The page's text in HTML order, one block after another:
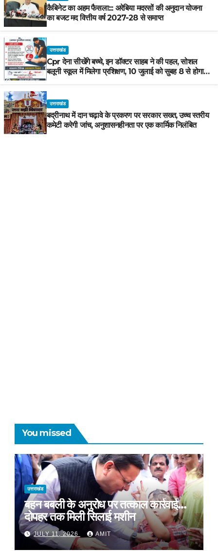
कैबिनेट का अहम फैसला::: अरेबिया मदरसों की अनुदान योजना
का बजट मद वित्तीय वर्ष 2027-28 से समाप्त
उत्तराखंड
Cpr देना सीखेंगे बच्चे, इन डॉक्टर साहब ने की पहल, सोशल
बलूनी स्कूल में मिलेगा प्रशिक्षण, 10 जुलाई को सुबह 8 से होगा
उत्तराखंड
बद्रीनाथ में दान चढ़ावे के प्रकरण पर सरकार सख्त, उच्च स्तरीय
कमेटी करेगी जांच, अनुशासनहीनता पर एक कार्मिक निलंबित
You missed
उत्तराखंड
बहन बबली के अनुरोध पर तत्काल कार्रवाई…
दोपहर तक मिली सिलाई मशीन
JULY 11, 2026 AMIT